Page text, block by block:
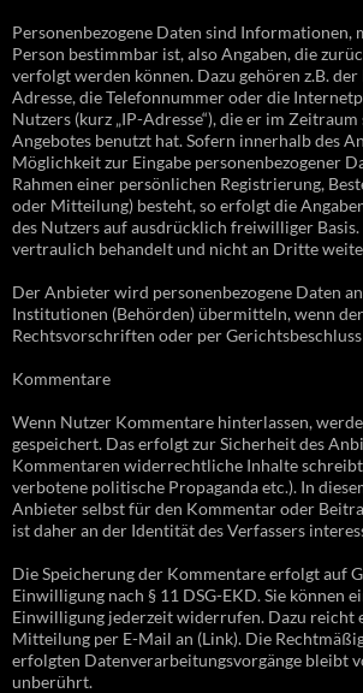
Personenbezogene Daten sind Informationen,
Person bestimmbar ist, also Angaben, die
verfolgt werden können. Dazu gehören z.B.
Adresse, die Telefonnummer oder die
Nutzers (kurz „IP-Adresse“), die er im Zeitraum
Angebotes benutzt hat. Sofern innerhalb des
Möglichkeit zur Eingabe personenbezogener
Rahmen einer persönlichen Registrierung,
oder Mitteilung) besteht, so erfolgt die
des Nutzers auf ausdrücklich freiwilliger
vertraulich behandelt und nicht an Dritte
Der Anbieter wird personenbezogene Daten
Institutionen (Behörden) übermitteln, wenn
Rechtsvorschriften oder per
Kommentare
Wenn Nutzer Kommentare hinterlassen,
gespeichert. Das erfolgt zur Sicherheit des
Kommentaren widerrechtliche Inhalte
verbotene politische Propaganda etc.). In
Anbieter selbst für den Kommentar oder
ist daher an der Identität des Verfassers
Die Speicherung der Kommentare erfolgt auf
Einwilligung nach § 11 DSG-EKD. Sie können
Einwilligung jederzeit widerrufen. Dazu reicht
Mitteilung per E-Mail an (Link). Die
erfolgten Datenverarbeitungsvorgänge bleibt
unberührt.